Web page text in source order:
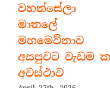
වහන්සේලා
මාතලේ
මහමෙව්නාව
අසපුවට වැඩම
අවස්ථාව